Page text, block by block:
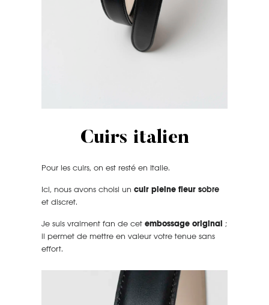
Cuirs italien
Pour les cuirs, on est resté en Italie.
Ici, nous avons choisi uncuir pleine fleur sobre
et discret.
Je suis vraiment fan de cetembossage original ;
il permet de mettre en valeur votre tenue sans
effort.